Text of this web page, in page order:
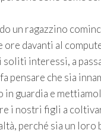
un ragazzino
davanti al
interessi, a
pensare che sia
in guardia e
i nostri figli a
perché sia un loro